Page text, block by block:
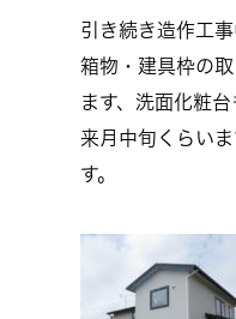
引き続き造作工事
箱物・建具枠の
ます、洗面化粧台
来月中旬くらい
す。